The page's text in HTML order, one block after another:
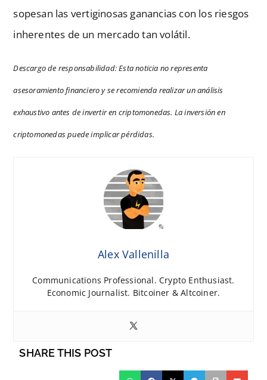
sopesan las vertiginosas ganancias con los riesgos
inherentes de un mercado tan volátil.
Descargo de responsabilidad: Esta noticia no representa
asesoramiento financiero y se recomienda realizar un análisis
exhaustivo antes de invertir en criptomonedas. La inversión en
criptomonedas puede implicar pérdidas.
Alex Vallenilla
Communications Professional. Crypto Enthusiast.
Economic Journalist. Bitcoiner & Altcoiner.
SHARE THIS POST